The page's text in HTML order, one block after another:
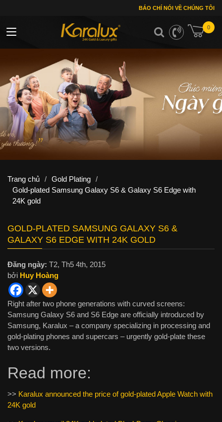
BÁO CHÍ NÓI VỀ CHÚNG TÔI
0
Toggle navigation
Trang chủ / Gold Plating /
Gold-plated Samsung Galaxy S6 & Galaxy S6 Edge with
24K gold
GOLD-PLATED SAMSUNG GALAXY S6 &
GALAXY S6 EDGE WITH 24K GOLD
Đăng ngày: T2, Th5 4th, 2015
bởi Huy Hoàng
Right after two phone generations with curved screens:
Samsung Galaxy S6 and S6 Edge are officially introduced by
Samsung, Karalux – a company specializing in processing and
gold-plating phones and supercars – urgently gold-plate these
two versions.
Read more:
>> Karalux announced the price of gold-plated Apple Watch with
24K gold